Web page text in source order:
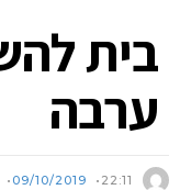
בית
ערבה
09/10/2019 22:11